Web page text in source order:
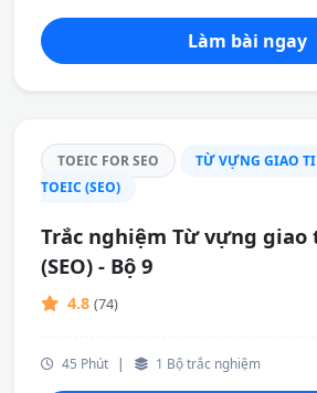
Làm bài ngay
TOEIC FOR SEO
TỪ VỰNG GIAO
TOEIC (SEO)
Trắc nghiệm Từ vựng giao
(SEO) - Bộ 9
4.8 (74)
45 Phút | 1 Bộ trắc nghiệm